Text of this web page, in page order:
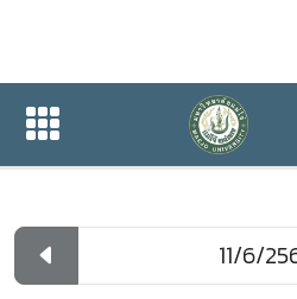
ปฏิทินกิจกรรมขอ
ปฏิทินกิจกรรมของหน่วยงาน